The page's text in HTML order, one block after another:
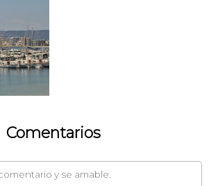
Comentarios